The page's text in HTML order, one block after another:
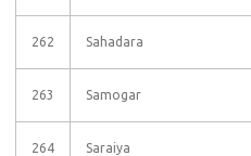
262 Sahadara
263 Samogar
264 Saraiya